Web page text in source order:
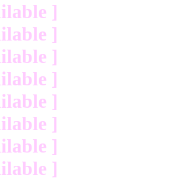
]
]
]
]
]
]
]
]